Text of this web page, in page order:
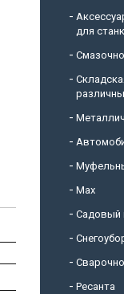
для
Max
Садовый
Ресанта